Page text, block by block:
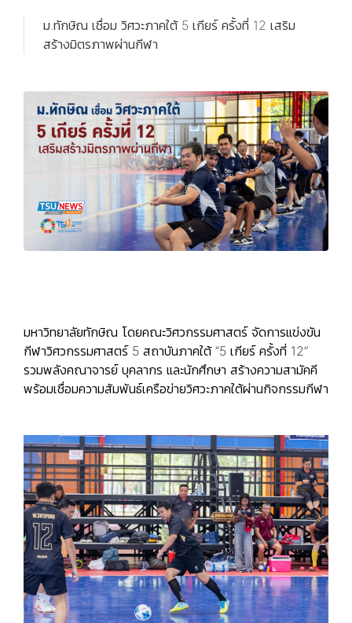
ม.ทักษิณ เชื่อม วิศวะภาคใต้ 5 เกียร์ ครั้งที่ 12 เสริม
สร้างมิตรภาพผ่านกีฬา
มหาวิทยาลัยทักษิณ โดยคณะวิศวกรรมศาสตร์ จัดการแข่งขัน
กีฬาวิศวกรรมศาสตร์ 5 สถาบันภาคใต้ “5 เกียร์ ครั้งที่ 12”
รวมพลังคณาจารย์ บุคลากร และนักศึกษา สร้างความสามัคคี
พร้อมเชื่อมความสัมพันธ์เครือข่ายวิศวะภาคใต้ผ่านกิจกรรมกีฬา